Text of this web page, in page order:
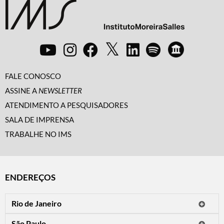
FALE CONOSCO
ASSINE A NEWSLETTER
ATENDIMENTO A PESQUISADORES
SALA DE IMPRENSA
TRABALHE NO IMS
ENDEREÇOS
Rio de Janeiro